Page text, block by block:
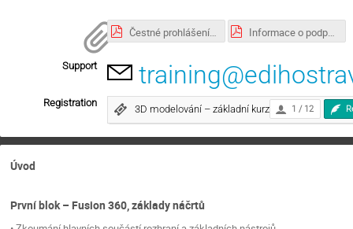
Čestné prohlášení podniku.pdf
Support
Registration
3D modelování – základní kurz 1 / 12
Úvod
První blok – Fusion 360, základy náčrtů